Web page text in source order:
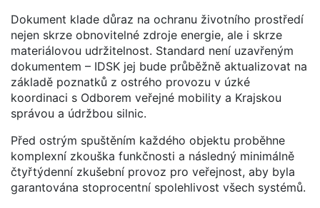
Dokument klade důraz na ochranu životního prostředí
nejen skrze obnovitelné zdroje energie, ale i skrze
materiálovou udržitelnost. Standard není uzavřeným
dokumentem – IDSK jej bude průběžně aktualizovat na
základě poznatků z ostrého provozu v úzké
koordinaci s Odborem veřejné mobility a Krajskou
správou a údržbou silnic.
Před ostrým spuštěním každého objektu proběhne
komplexní zkouška funkčnosti a následný minimálně
čtyřtýdenní zkušební provoz pro veřejnost, aby byla
garantována stoprocentní spolehlivost všech systémů.